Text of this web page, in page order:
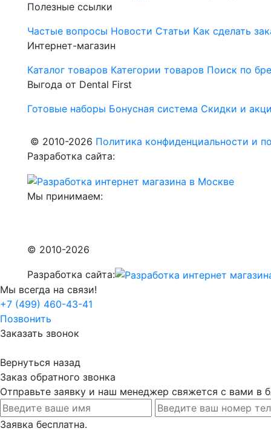
Полезные ссылки
Частые вопросы Новости Статьи Как сделать
Интернет-магазин
Каталог товаров Категории товаров Поиск по
Выгода от Dental First
Готовые наборы Бонусная система Скидки и
© 2010-2026 Политика конфиденциальности и
Разработка сайта:
Мы принимаем:
© 2010-2026
Разработка сайта:
Мы всегда на связи!
+7 (499) 460-43-41
Позвонить
Заказать звонок
Вернуться назад
Заказ обратного звонка
Отправьте заявку и наш менеджер свяжется с вами в
Заявка бесплатна.